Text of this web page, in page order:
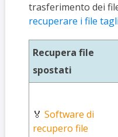
trasferimento dei
recuperare i file
Recupera file
spostati
🏅 Software di
recupero file